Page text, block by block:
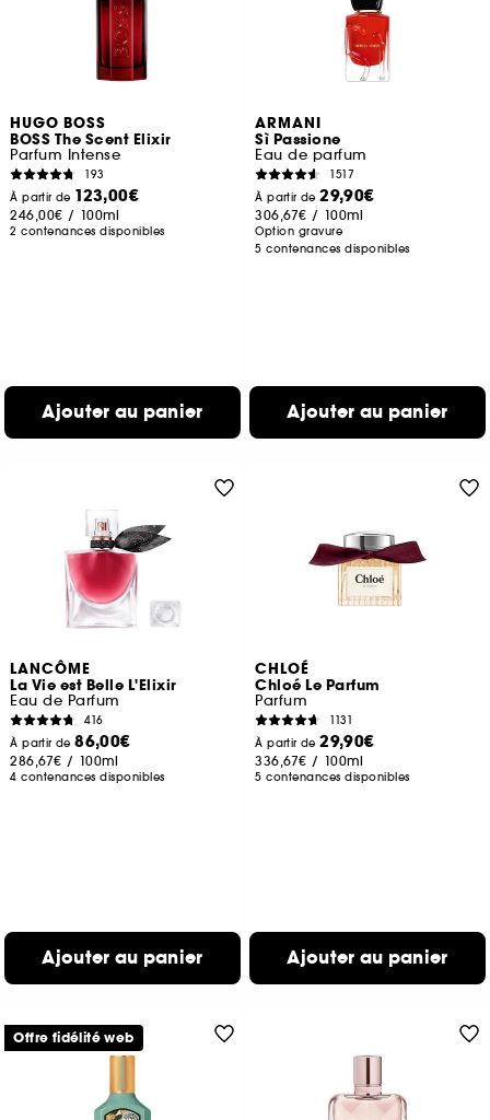
HUGO BOSS
BOSS The Scent Elixir
Parfum Intense
193
À partir de 123,00€
246,00€ / 100ml
2 contenances disponibles
Ajouter au panier
ARMANI
Sì Passione
Eau de parfum
1517
À partir de29,90€
306,67€ / 100ml
Option gravure
5 contenances disponibles
Ajouter au panier
LANCÔME
La Vie est Belle L'Elixir
Eau de Parfum
416
À partir de86,00€
286,67€ / 100ml
4 contenances disponibles
Ajouter au panier
CHLOÉ
Chloé Le Parfum
Parfum
1131
À partir de29,90€
336,67€ / 100ml
5 contenances disponibles
Ajouter au panier
Offre fidélité web